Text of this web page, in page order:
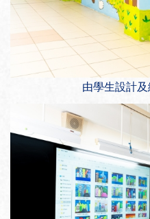
由學生設計